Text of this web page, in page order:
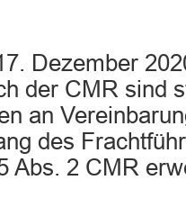
Dezember
der CMR sind
an
des
Abs. 2 CMR